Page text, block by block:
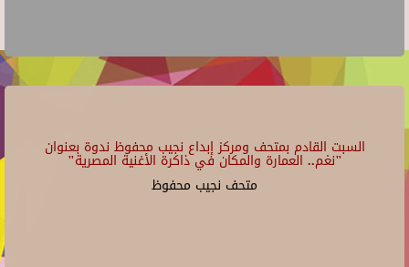
السبت القادم بمتحف ومركز إبداع نجيب محفوظ ندوة بعنوان
"نغم.. العمارة والمكان في ذاكرة الأغنية المصرية"
متحف نجيب محفوظ